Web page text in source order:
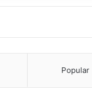
Popular